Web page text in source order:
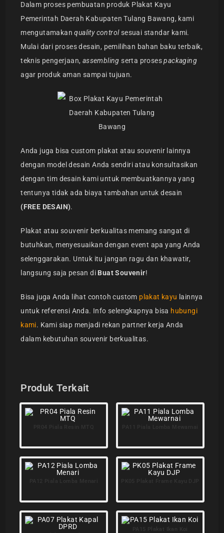
Dalam proses pembuatan produk Plakat Kayu
Pemerintah Daerah Kabupaten Tulang Bawang, kami
mengutamakanquality controlsesuai standar kami.
Mulai dari proses desain, pemilihan bahan baku terbaik,
teknis pengerjaan, assembling serta prosespackaging
agar produk aman sampai tujuan.
Anda juga bisa custom plakat atau souvenir lainnya
dengan model desain Anda sendiri atau konsultasikan
dengan tim desain kami untuk membuatkannya yang
tentunya tidak ada biaya tambahan untuk desain
(FREE DESAIN).
Plakat atau souvenir berkualitas memang sangat di
butuhkan, menyesuaikan dengan event apa yang Anda
selenggarakan. Untuk itu jangan ragu dan khawatir,
langsung saja pesan di Buat Souvenir!
Bisa juga Anda lihat contoh custom plakat kayu lainnya
untuk referensi Anda. Info selengkapnya bisa hubungi
kami. Kami siap menjadi rekan partner kerja Anda
dalam kebutuhan souvenir berkualitas.
Produk Terkait